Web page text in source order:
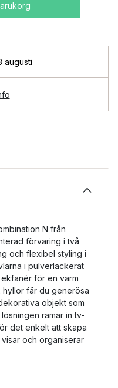
augusti
N från
förvaring i två
och flexibel styling i
i pulverlackerat
för en varm
hyllor får du generösa
objekt som
ramar in tv-
det enkelt att skapa
och organiserar